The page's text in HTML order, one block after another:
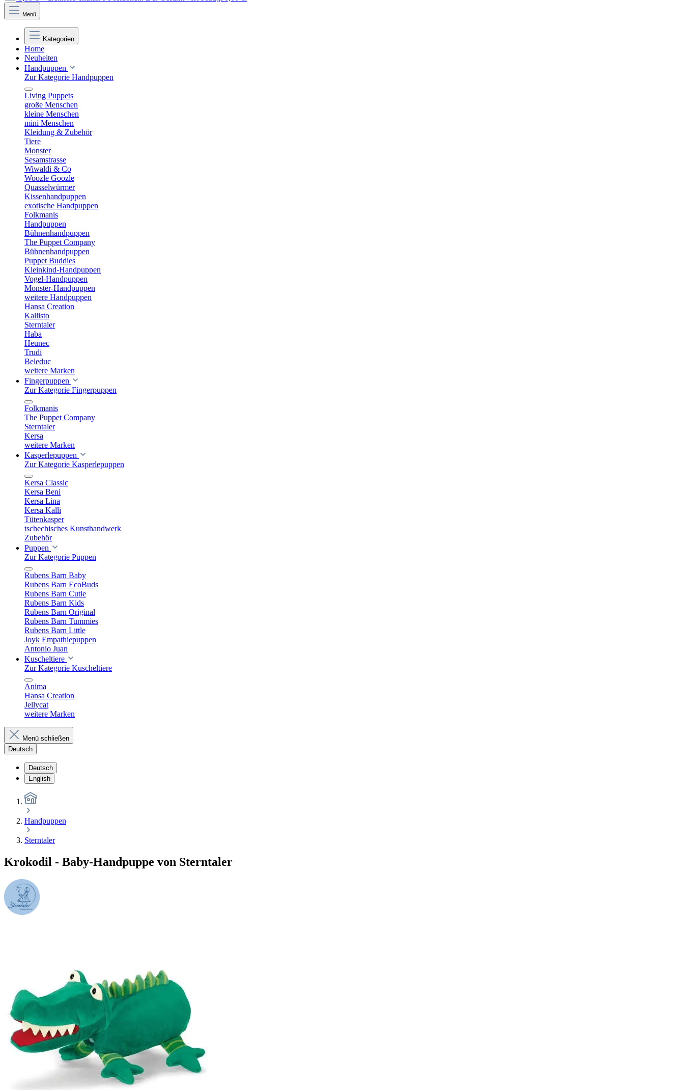
Menü
Kategorien
Home
Neuheiten
Handpuppen
Zur Kategorie Handpuppen
Living Puppets
große Menschen
kleine Menschen
mini Menschen
Kleidung & Zubehör
Tiere
Monster
Sesamstrasse
Wiwaldi & Co
Woozle Goozle
Quasselwürmer
Kissenhandpuppen
exotische Handpuppen
Folkmanis
Handpuppen
Bühnenhandpuppen
The Puppet Company
Bühnenhandpuppen
Puppet Buddies
Kleinkind-Handpuppen
Vogel-Handpuppen
Monster-Handpuppen
weitere Handpuppen
Hansa Creation
Kallisto
Sterntaler
Haba
Heunec
Trudi
Beleduc
weitere Marken
Fingerpuppen
Zur Kategorie Fingerpuppen
Folkmanis
The Puppet Company
Sterntaler
Kersa
weitere Marken
Kasperlepuppen
Zur Kategorie Kasperlepuppen
Kersa Classic
Kersa Beni
Kersa Lina
Kersa Kalli
Tütenkasper
tschechisches Kunsthandwerk
Zubehör
Puppen
Zur Kategorie Puppen
Rubens Barn Baby
Rubens Barn EcoBuds
Rubens Barn Cutie
Rubens Barn Kids
Rubens Barn Original
Rubens Barn Tummies
Rubens Barn Little
Joyk Empathiepuppen
Antonio Juan
Kuscheltiere
Zur Kategorie Kuscheltiere
Anima
Hansa Creation
Jellycat
weitere Marken
Menü schließen
Deutsch
Deutsch
English
Handpuppen
Sterntaler
Krokodil - Baby-Handpuppe von Sterntaler